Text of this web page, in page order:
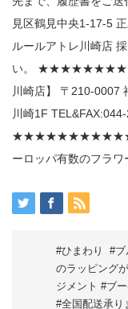
#ひまわり ️ #
のラッピング
ジメント #ブ
#全国配送承